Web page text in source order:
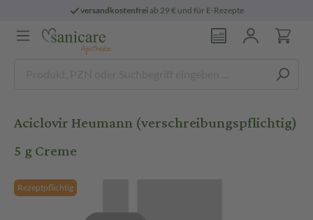
versandkostenfreiab 29 € und für E-Rezepte
Aciclovir Heumann (verschreibungspflichtig)
5 g Creme
Rezeptpflichtig